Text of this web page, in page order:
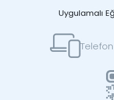
Uygulamalı